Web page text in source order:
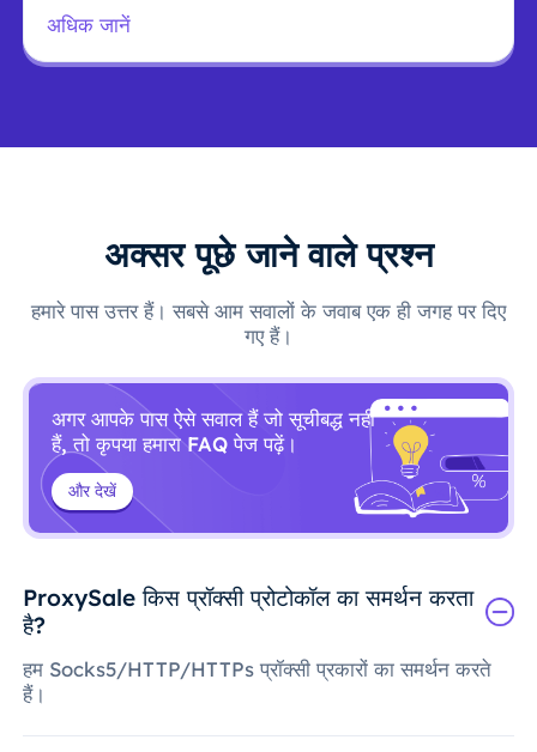
अधिक जानें
अक्सर पूछे जाने वाले प्रश्न
हमारे पास उत्तर हैं। सबसे आम सवालों के जवाब एक ही जगह पर दिए
गए हैं।
अगर आपके पास ऐसे सवाल हैं जो सूचीबद्ध नहीं
हैं, तो कृपया हमारा FAQ पेज पढ़ें।
और देखें
ProxySale किस प्रॉक्सी प्रोटोकॉल का समर्थन करता
है?
हम Socks5/HTTP/HTTPs प्रॉक्सी प्रकारों का समर्थन करते
हैं।